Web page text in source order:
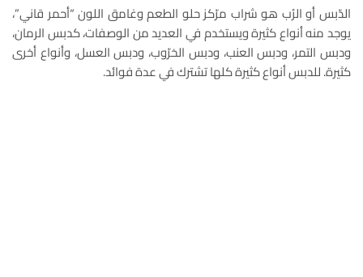
الدّبس أو الرُب هو شراب مرّكز حلو الطعم وغامق اللون “أحمر قاني”،
يوجد منه أنواع كثيرة ويستخدم في العديد من الوصفات، كدبس الرمان،
ودبس التمر، ودبس العنب، ودبس الخرّوب، ودبس العسل، وأنواع أخرى
كثيرة. للدبس أنواع كثيرة كلها تشترك في عدة فوائد.